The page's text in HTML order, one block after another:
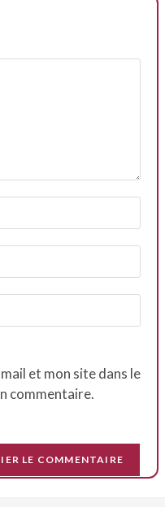
et mon site dans le
commentaire.